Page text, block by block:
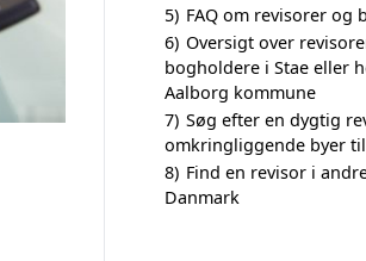
5) FAQ om revisorer og
6) Oversigt over
bogholdere i Stae eller
Aalborg kommune
7) Søg efter en dygtig
omkringliggende byer
8) Find en revisor i
Danmark